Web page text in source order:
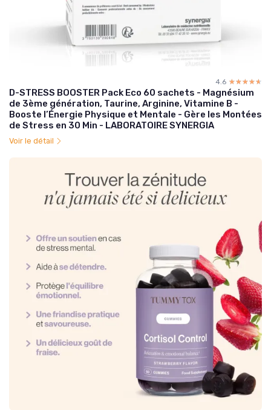
4.6 ☆☆☆☆☆
★★★★★
D-STRESS BOOSTER Pack Eco 60 sachets - Magnésium
de 3ème génération, Taurine, Arginine, Vitamine B -
Booste l’Énergie Physique et Mentale - Gère les Montées
de Stress en 30 Min - LABORATOIRE SYNERGIA
Voir le détail